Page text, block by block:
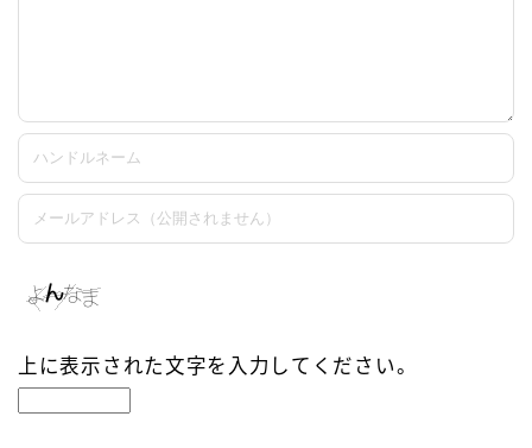
上に表示された文字を入力してください。